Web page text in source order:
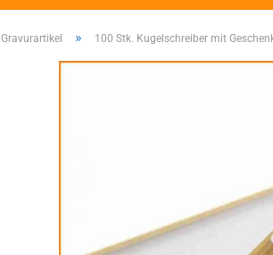
Gravurartikel » 100 Stk. Kugelschreiber mit